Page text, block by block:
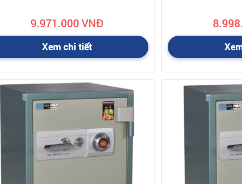
9.971.000 VNĐ
Xem chi tiết